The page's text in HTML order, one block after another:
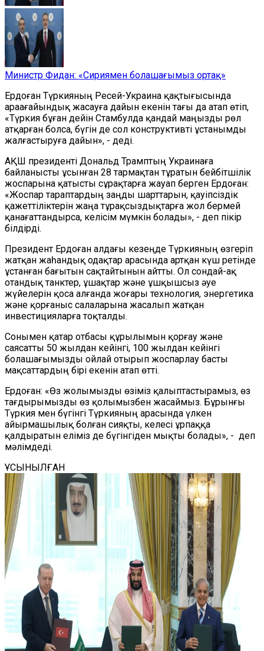
Министр Фидан: «Сириямен болашағымыз ортақ»
Ердоған Түркияның Ресей-Украина қақтығысында
араағайындық жасауға дайын екенін тағы да атап өтіп,
«Түркия бұған дейін Стамбулда қандай маңызды рөл
атқарған болса, бүгін де сол конструктивті ұстанымды
жалғастыруға дайын», - деді.
АҚШ президенті Дональд Трамптың Украинаға
байланысты ұсынған 28 тармақтан тұратын бейбітшілік
жоспарына қатысты сұрақтарға жауап берген Ердоған:
«Жоспар тараптардың заңды шарттарын, қауіпсіздік
қажеттіліктерін жаңа тұрақсыздықтарға жол бермей
қанағаттандырса, келісім мүмкін болады», - деп пікір
білдірді.
Президент Ердоған алдағы кезеңде Түркияның өзгеріп
жатқан жаһандық одақтар арасында артқан күш ретінде
ұстанған бағытын сақтайтынын айтты. Ол сондай-ақ
отандық танктер, ұшақтар және ұшқышсыз әуе
жүйелерін қоса алғанда жоғары технология, энергетика
және қорғаныс салаларына жасалып жатқан
инвестицияларға тоқталды.
Сонымен қатар отбасы құрылымын қорғау және
саясатты 50 жылдан кейінгі, 100 жылдан кейінгі
болашағымызды ойлай отырып жоспарлау басты
мақсаттардың бірі екенін атап өтті.
Ердоған: «Өз жолымызды өзіміз қалыптастырамыз, өз
тағдырымызды өз қолымызбен жасаймыз. Бұрынғы
Түркия мен бүгінгі Түркияның арасында үлкен
айырмашылық болған сияқты, келесі ұрпаққа
қалдыратын еліміз де бүгінгіден мықты болады», - деп
мәлімдеді.
ҰСЫНЫЛҒАН